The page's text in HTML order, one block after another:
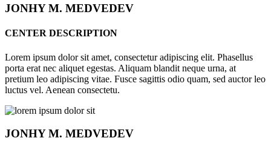
JONHYM. MEDVEDEV
CENTER DESCRIPTION
Lorem ipsum dolor sit amet, consectetur adipiscing elit. Phasellus
porta erat nec aliquet egestas. Aliquam blandit neque urna, at
pretium leo adipiscing vitae. Fusce sagittis odio quam, sed auctor leo
luctus vel. Aenean consectetu.
JONHYM. MEDVEDEV